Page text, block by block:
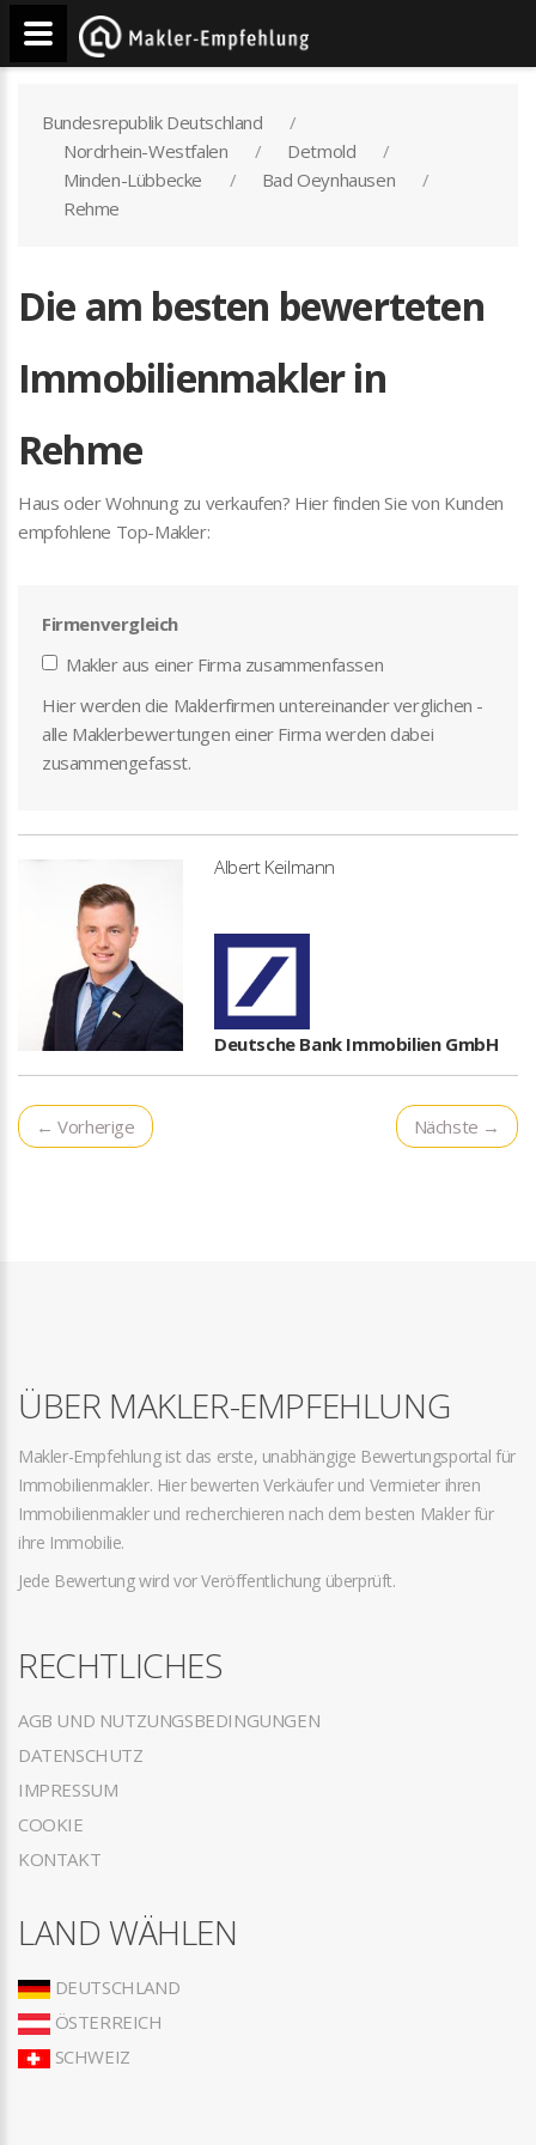
Bundesrepublik Deutschland
Nordrhein-Westfalen
Detmold
Minden-Lübbecke
Bad Oeynhausen
Rehme
Die am besten bewerteten
Immobilienmakler in
Rehme
Haus oder Wohnung zu verkaufen? Hier finden Sie von Kunden
empfohlene Top-Makler:
Firmenvergleich
Makler aus einer Firma zusammenfassen
Hier werden die Maklerfirmen untereinander verglichen -
alle Maklerbewertungen einer Firma werden dabei
zusammengefasst.
Albert Keilmann
Deutsche Bank Immobilien GmbH
← Vorherige Nächste →
ÜBER MAKLER-EMPFEHLUNG
Makler-Empfehlung ist das erste, unabhängige Bewertungsportal für
Immobilienmakler. Hier bewerten Verkäufer und Vermieter ihren
Immobilienmakler und recherchieren nach dem besten Makler für
ihre Immobilie.
Jede Bewertung wird vor Veröffentlichung überprüft.
RECHTLICHES
AGB UND NUTZUNGSBEDINGUNGEN
DATENSCHUTZ
IMPRESSUM
COOKIE
KONTAKT
LAND WÄHLEN
DEUTSCHLAND
ÖSTERREICH
SCHWEIZ